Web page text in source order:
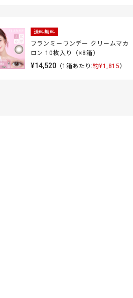
送料無料
フランミーワンデー クリームマカ
ロン 10枚入り（×8箱）
¥14,520（1箱あたり:約¥1,815）